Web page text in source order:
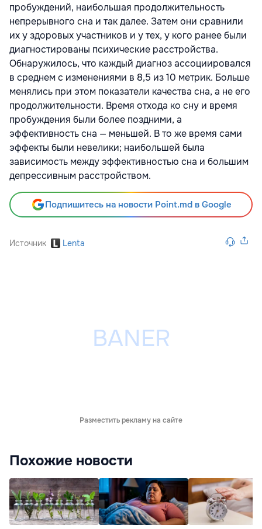
пробуждений, наибольшая продолжительность
непрерывного сна и так далее. Затем они сравнили
их у здоровых участников и у тех, у кого ранее были
диагностированы психические расстройства.
Обнаружилось, что каждый диагноз ассоциировался
в среднем с изменениями в 8,5 из 10 метрик. Больше
менялись при этом показатели качества сна, а не его
продолжительности. Время отхода ко сну и время
пробуждения были более поздними, а
эффективность сна — меньшей. В то же время сами
эффекты были невелики; наибольшей была
зависимость между эффективностью сна и большим
депрессивным расстройством.
Подпишитесь на новости Point.md в Google
Источник Lenta
Разместить рекламу на сайте
Похожие новости